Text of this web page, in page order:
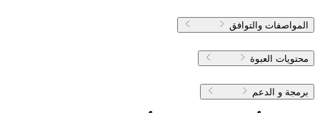
المواصفات والتوافق
محتويات العبوة
برمجة و الدعم